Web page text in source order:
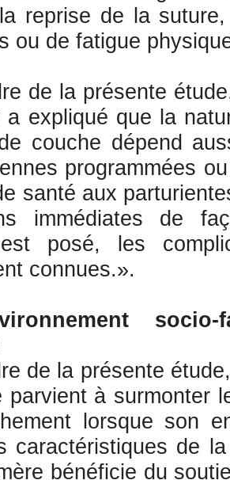
reprise de la
ou de fatigue
de la présente
a expliqué que la
couche dépend
programmées
santé aux
immédiates de
posé, les
connues.».
de la présente
parvient à surmonter
lorsque son
caractéristiques de
bénéficie du